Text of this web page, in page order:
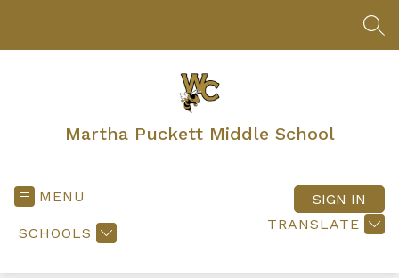
Martha Puckett Middle School
MENU
SCHOOLS
TRANSLATE
SIGN IN